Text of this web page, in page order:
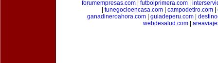
forumempresas.com
futbolprimera.com
tunegocioencasa.com| campodetiro.com|
ganadineroahora.com
guiadeperu.com
webdesalud.com|